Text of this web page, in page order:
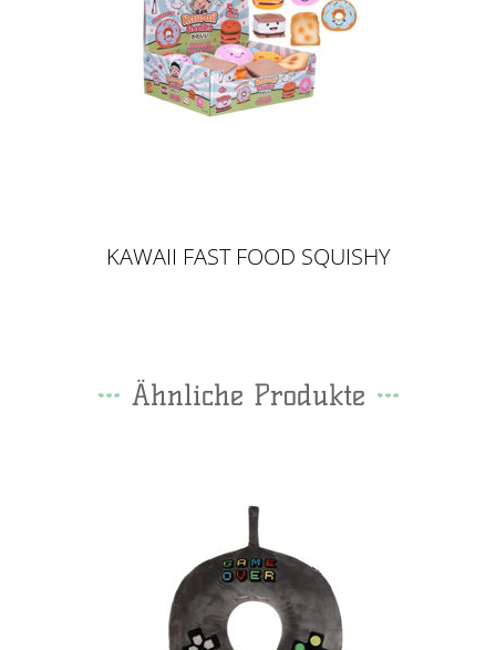
KAWAII FAST FOOD SQUISHY
Ähnliche Produkte